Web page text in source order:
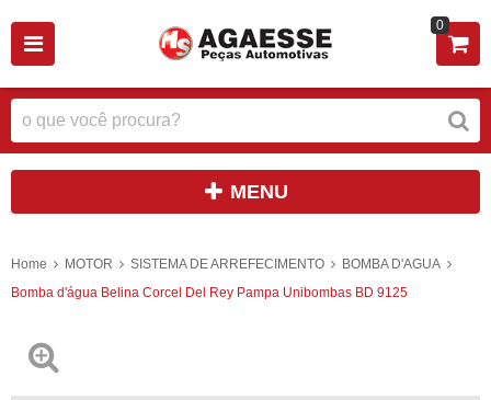
0
MENU
Home MOTOR SISTEMA DE ARREFECIMENTO
BOMBA D'AGUA
Bomba d'água Belina Corcel Del Rey Pampa Unibombas BD 9125